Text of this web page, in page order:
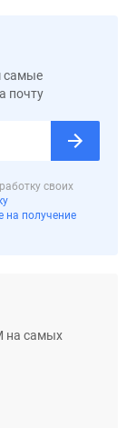
самые
почту
своих
на получение
на самых